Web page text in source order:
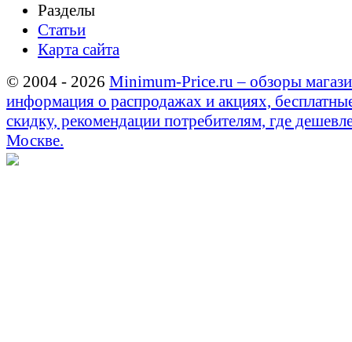
Разделы
Статьи
Карта сайта
© 2004 - 2026 Minimum-Price.ru – обзоры
информация о распродажах и акциях,
скидку, рекомендации потребителям, где
Москве.